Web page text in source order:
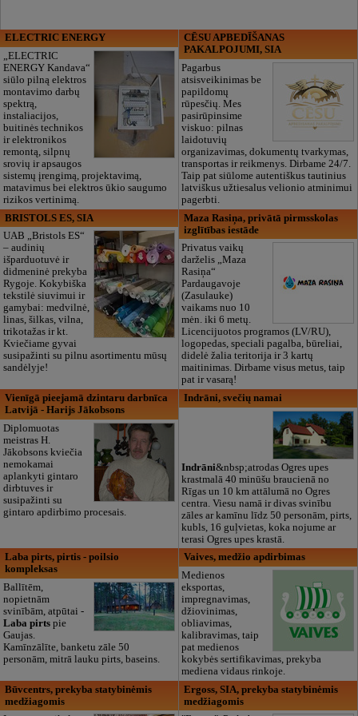
ELECTRIC ENERGY
„ELECTRIC
ENERGY Kandava“
siūlo pilną elektros
montavimo darbų
spektrą,
instaliacijos,
buitinės technikos
ir elektronikos
remontą, silpnų
srovių ir apsaugos
sistemų įrengimą, projektavimą,
matavimus bei elektros ūkio saugumo
rizikos vertinimą.
CĒSU APBEDĪŠANAS
PAKALPOJUMI, SIA
Pagarbus
atsisveikinimas be
papildomų
rūpesčių. Mes
pasirūpinsime
viskuo: pilnas
laidotuvių
organizavimas, dokumentų tvarkymas,
transportas ir reikmenys. Dirbame 24/7.
Taip pat siūlome autentiškus tautinius
latviškus užtiesalus velionio atminimui
pagerbti.
BRISTOLS ES, SIA
UAB „Bristols ES“
– audinių
išparduotuvė ir
didmeninė prekyba
Rygoje. Kokybiška
tekstilė siuvimui ir
gamybai: medvilnė,
linas, šilkas, vilna,
trikotažas ir kt.
Kviečiame gyvai
susipažinti su pilnu asortimentu mūsų
sandėlyje!
Maza Rasiņa, privātā pirmsskolas
izglītības iestāde
Privatus vaikų
darželis „Maza
Rasiņa“
Pardaugavoje
(Zasulauke)
vaikams nuo 10
mėn. iki 6 metų.
Licencijuotos programos (LV/RU),
logopedas, speciali pagalba, būreliai,
didelė žalia teritorija ir 3 kartų
maitinimas. Dirbame visus metus, taip
pat ir vasarą!
Vienīgā pieejamā dzintaru darbnīca
Latvijā - Harijs Jākobsons
Diplomuotas
meistras H.
Jākobsons kviečia
nemokamai
aplankyti gintaro
dirbtuves ir
susipažinti su
gintaro apdirbimo procesais.
Indrāni, svečių namai
Indrāni&nbsp;atrodas Ogres upes
krastmalā 40 minūšu braucienā no
Rīgas un 10 km attālumā no Ogres
centra. Viesu namā ir divas svinību
zāles ar kamīnu līdz 50 personām, pirts,
kubls, 16 guļvietas, koka nojume ar
terasi Ogres upes krastā.
Laba pirts, pirtis - poilsio
kompleksas
Ballītēm,
nopietnām
svinībām, atpūtai -
Laba pirtspie
Gaujas.
Kamīnzālīte, banketu zāle 50
personām, mitrā lauku pirts, baseins.
Vaives, medžio apdirbimas
Medienos
eksportas,
impregnavimas,
džiovinimas,
obliavimas,
kalibravimas, taip
pat medienos
kokybės sertifikavimas, prekyba
mediena vidaus rinkoje.
Būvcentrs, prekyba statybinėmis
medžiagomis
Ergoss, SIA, prekyba statybinėmis
medžiagomis